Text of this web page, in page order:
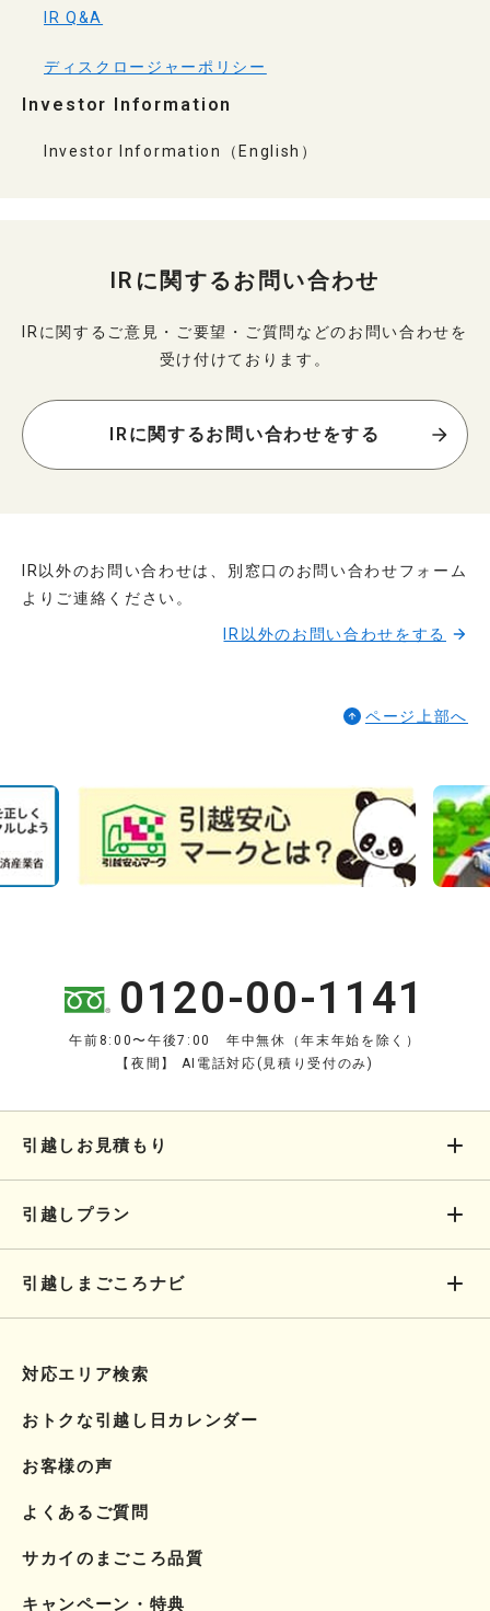
IR Q&A
ディスクロージャーポリシー
Investor Information
Investor Information（English）
IRに関するお問い合わせ
IRに関するご意見・ご要望・ご質問などのお問い合わせを
受け付けております。
IRに関するお問い合わせをする
IR以外のお問い合わせは、別窓口のお問い合わせフォーム
よりご連絡ください。
IR以外のお問い合わせをする
ページ上部へ
0120-00-1141
午前8:00〜午後7:00 年中無休（年末年始を除く）
【夜間】 AI電話対応(見積り受付のみ)
引越しお見積もり
引越しプラン
引越しまごころナビ
対応エリア検索
おトクな引越し日カレンダー
お客様の声
よくあるご質問
サカイのまごころ品質
キャンペーン・特典